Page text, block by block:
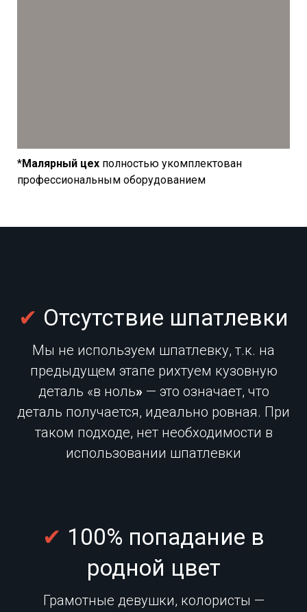
*Малярный цех полностью укомплектован
профессиональным оборудованием
✔ Отсутствие шпатлевки
Мы не используем шпатлевку, т.к. на
предыдущем этапе рихтуем кузовную
деталь «в ноль» — это означает, что
деталь получается, идеально ровная. При
таком подходе, нет необходимости в
использовании шпатлевки
✔ 100% попадание в
родной цвет
Грамотные девушки, колористы —